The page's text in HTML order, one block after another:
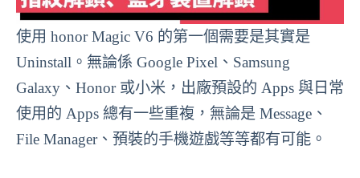
使用 honor Magic V6 的第一個需要是其實是
Uninstall。無論係 Google Pixel、Samsung
Galaxy、Honor 或小米，出廠預設的 Apps 與日常
使用的 Apps 總有一些重複，無論是 Message、
File Manager、預裝的手機遊戲等等都有可能。